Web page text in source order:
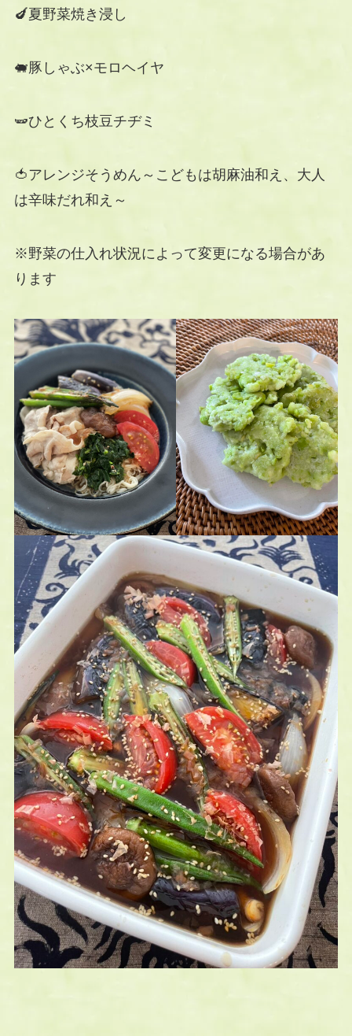
🍆夏野菜焼き浸し
🐖豚しゃぶ×モロヘイヤ
🫛ひとくち枝豆チヂミ
🍅アレンジそうめん～こどもは胡麻油和え、大人
は辛味だれ和え～
※野菜の仕入れ状況によって変更になる場合があ
ります